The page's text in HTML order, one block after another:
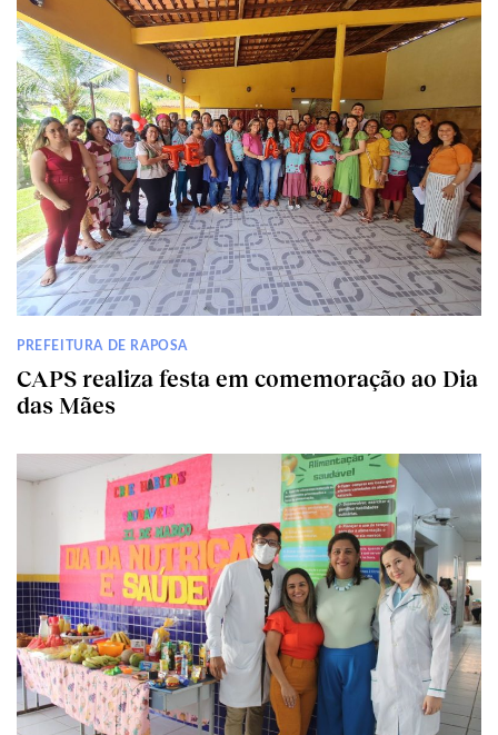
PREFEITURA DE RAPOSA
CAPS realiza festa em comemoração ao Dia
das Mães